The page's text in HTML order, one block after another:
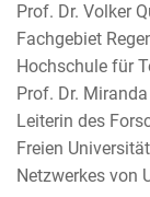
Prof. Dr. Volker
Fachgebiet
Hochschule für
Prof. Dr.
Leiterin des
Freien
Netzwerkes von